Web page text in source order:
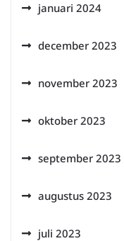
januari 2024
december 2023
november 2023
oktober 2023
september 2023
augustus 2023
juli 2023